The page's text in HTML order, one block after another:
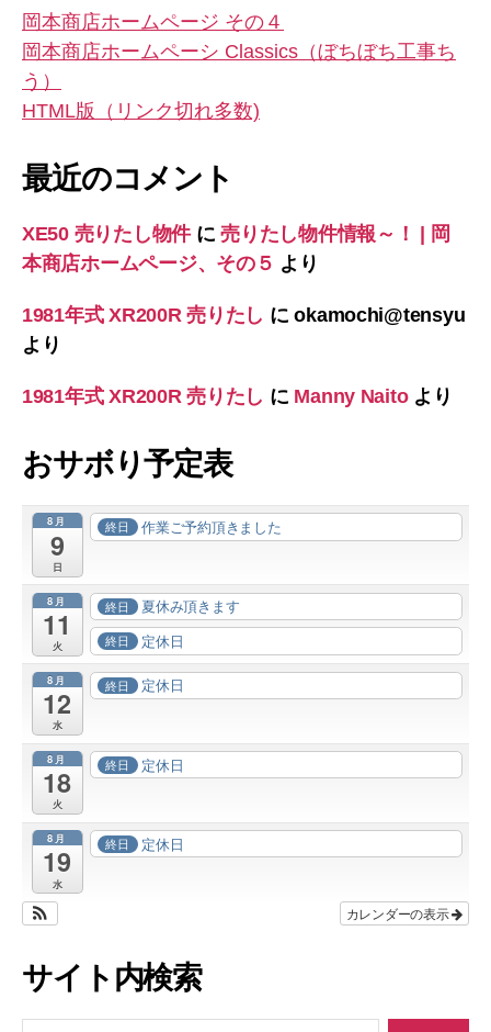
岡本商店ホームページ その４
岡本商店ホームペーシ Classics（ぼちぼち工事ち
う）
HTML版（リンク切れ多数)
最近のコメント
XE50 売りたし物件に売りたし物件情報～！ | 岡
本商店ホームページ、その５ より
1981年式 XR200R 売りたし にokamochi@tensyu
より
1981年式 XR200R 売りたし に Manny Naitoより
おサボり予定表
8月
9
日
終日 作業ご予約頂きました
8月
11
火
終日 夏休み頂きます
終日 定休日
8月
12
水
終日 定休日
8月
18
火
終日 定休日
8月
19
水
終日 定休日
カレンダーの表示
サイト内検索